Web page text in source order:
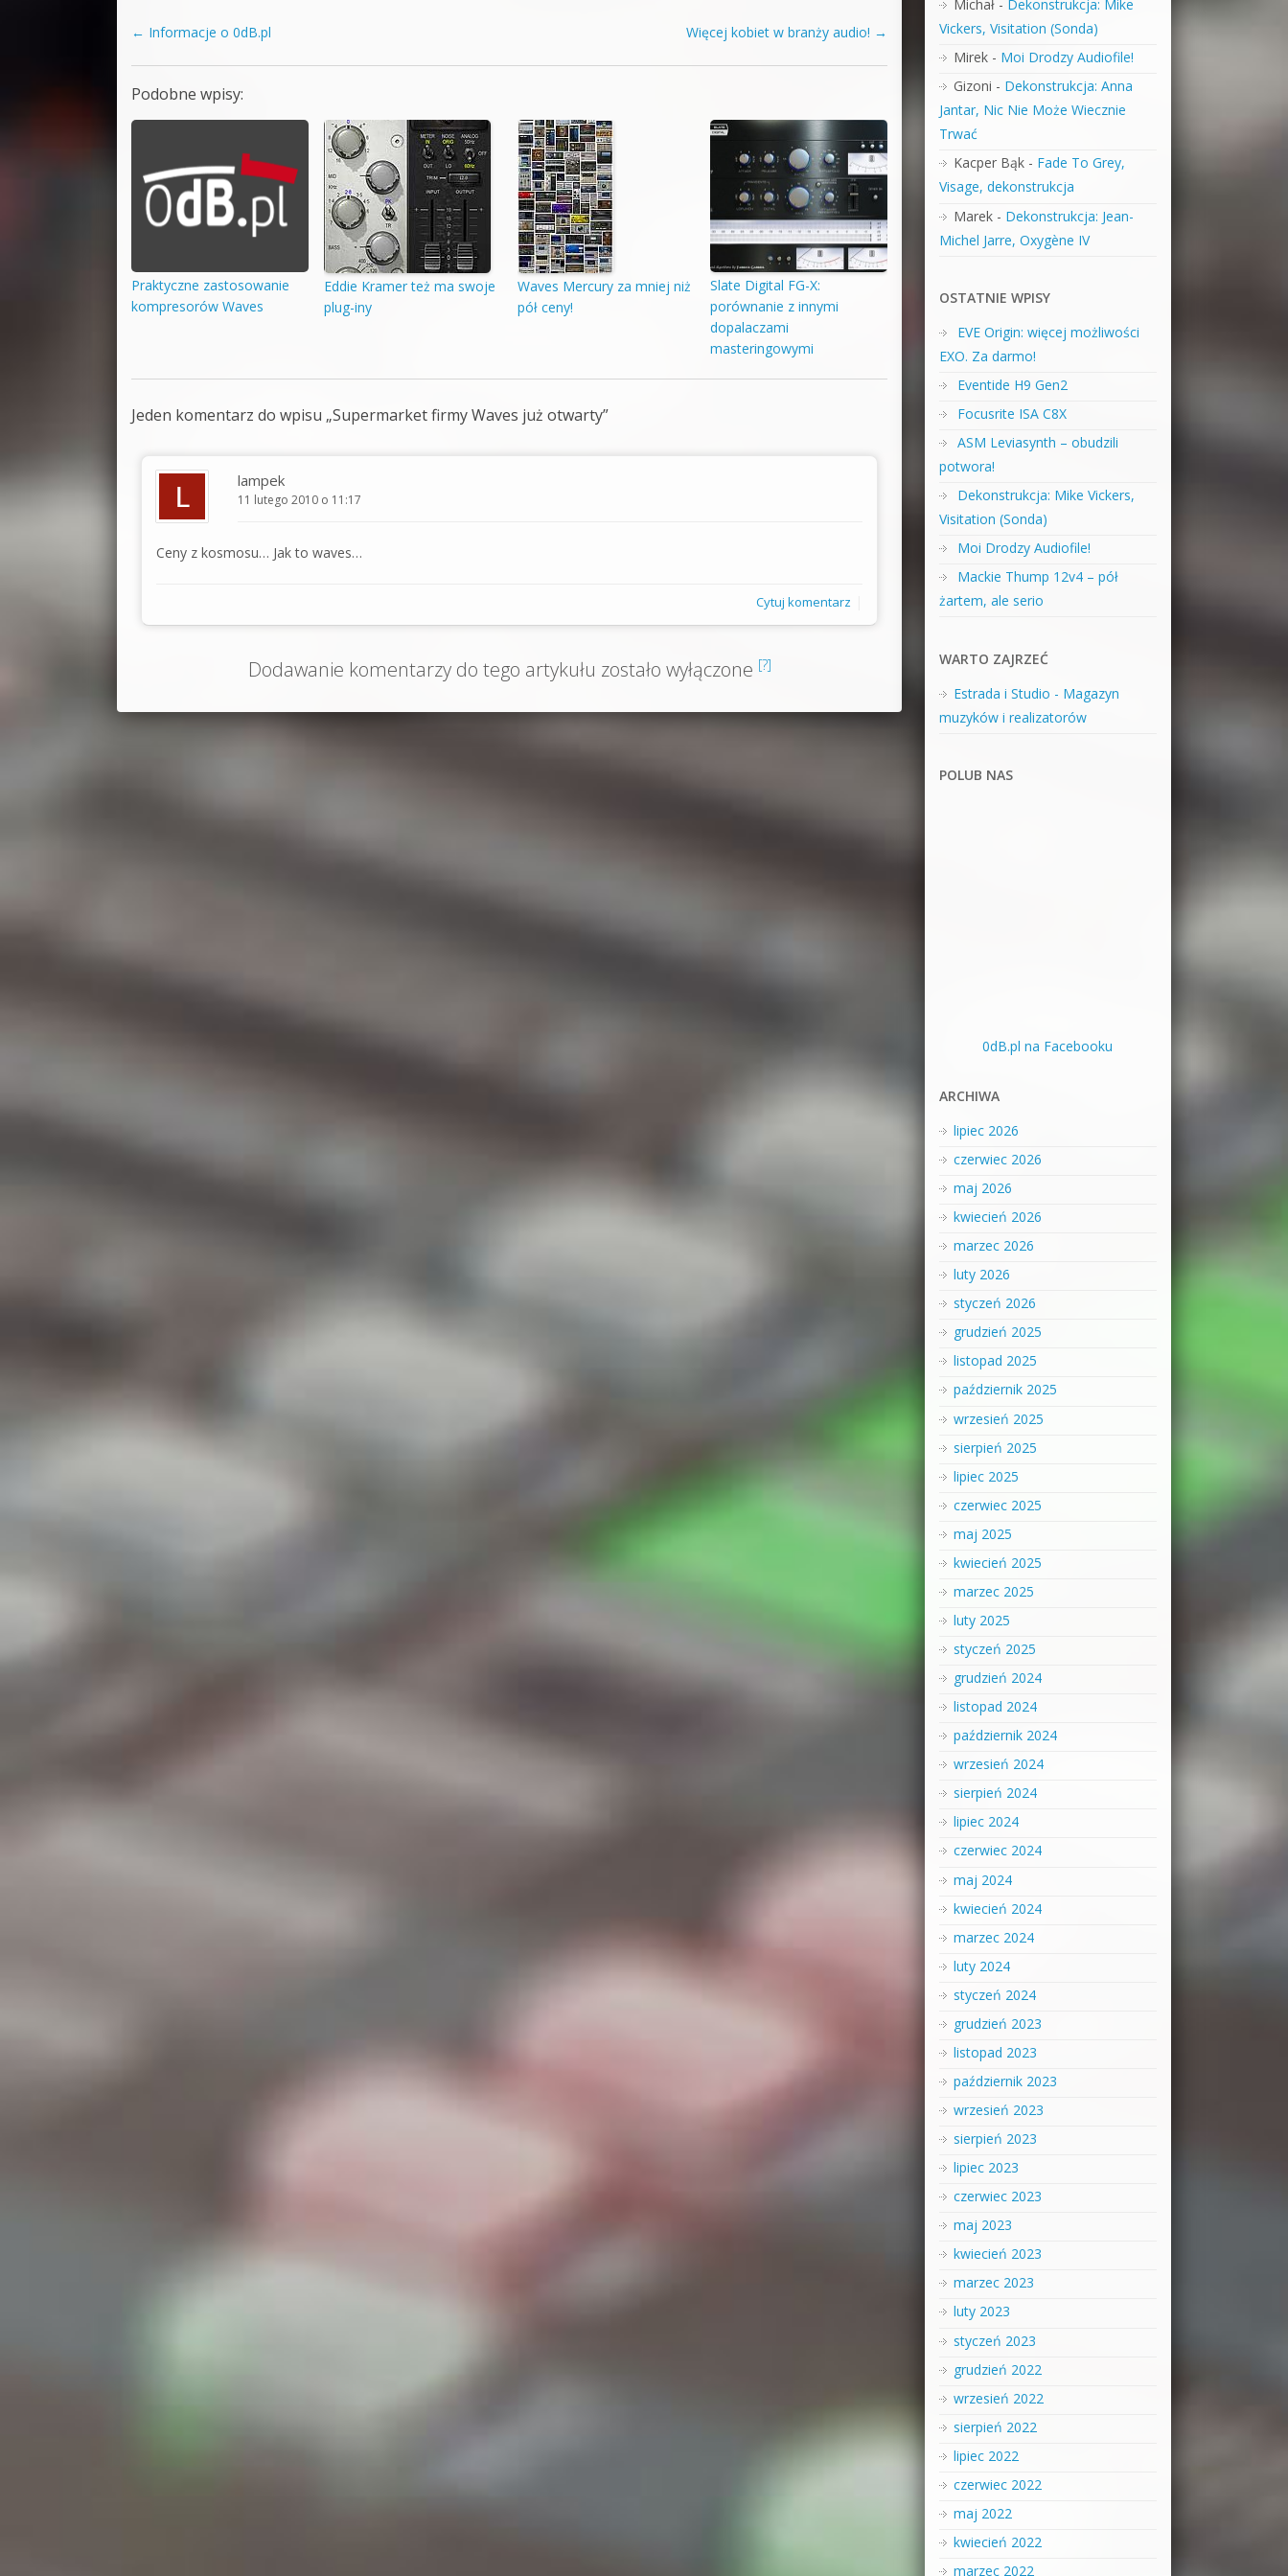
Zobacz wpisy
← Informacje o 0dB.pl Więcej kobiet w branży audio! →
Podobne wpisy:
Praktyczne zastosowanie
kompresorów Waves
Eddie Kramer też ma swoje
plug-iny
Waves Mercury za mniej niż
pół ceny!
Slate Digital FG-X:
porównanie z innymi
dopalaczami
masteringowymi
Jeden komentarz do wpisu „Supermarket firmy Waves już otwarty”
lampek
11 lutego 2010 o 11:17
Ceny z kosmosu… Jak to waves…
Cytuj komentarz
Dodawanie komentarzy do tego artykułu zostało wyłączone [?]
Michał- Dekonstrukcja: Mike
Vickers, Visitation (Sonda)
Mirek- Moi Drodzy Audiofile!
Gizoni - Dekonstrukcja: Anna
Jantar, Nic Nie Może Wiecznie
Trwać
Kacper Bąk- Fade To Grey,
Visage, dekonstrukcja
Marek- Dekonstrukcja: Jean-
Michel Jarre, Oxygène IV
OSTATNIE WPISY
EVE Origin: więcej możliwości
EXO. Za darmo!
Eventide H9 Gen2
Focusrite ISA C8X
ASM Leviasynth – obudzili
potwora!
Dekonstrukcja: Mike Vickers,
Visitation (Sonda)
Moi Drodzy Audiofile!
Mackie Thump 12v4 – pół
żartem, ale serio
WARTO ZAJRZEĆ
Estrada i Studio - Magazyn
muzyków i realizatorów
POLUB NAS
0dB.pl na Facebooku
ARCHIWA
lipiec 2026
czerwiec 2026
maj 2026
kwiecień 2026
marzec 2026
luty 2026
styczeń 2026
grudzień 2025
listopad 2025
październik 2025
wrzesień 2025
sierpień 2025
lipiec 2025
czerwiec 2025
maj 2025
kwiecień 2025
marzec 2025
luty 2025
styczeń 2025
grudzień 2024
listopad 2024
październik 2024
wrzesień 2024
sierpień 2024
lipiec 2024
czerwiec 2024
maj 2024
kwiecień 2024
marzec 2024
luty 2024
styczeń 2024
grudzień 2023
listopad 2023
październik 2023
wrzesień 2023
sierpień 2023
lipiec 2023
czerwiec 2023
maj 2023
kwiecień 2023
marzec 2023
luty 2023
styczeń 2023
grudzień 2022
wrzesień 2022
sierpień 2022
lipiec 2022
czerwiec 2022
maj 2022
kwiecień 2022
marzec 2022